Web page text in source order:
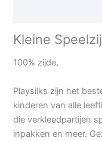
Kleine
100% zijde,
Playsilks zijn het
kinderen van alle
die verkleedpartijen
inpakken en meer.